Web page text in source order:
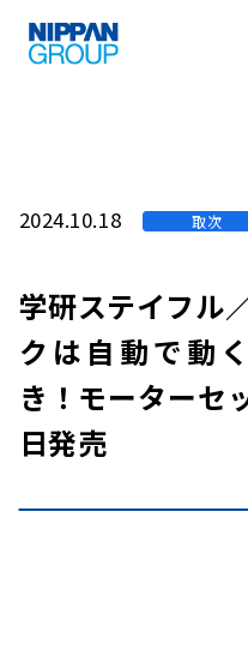
2024.10.18 取次
学研ステイフル
クは自動で動
き！モーターセ
日発売